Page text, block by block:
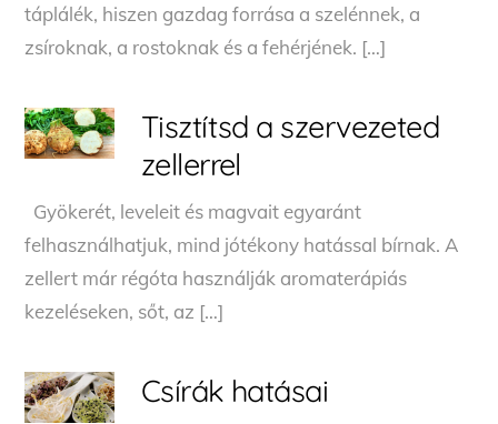
táplálék, hiszen gazdag forrása a szelénnek, a
zsíroknak, a rostoknak és a fehérjének. […]
Tisztítsd a szervezeted
zellerrel
Gyökerét, leveleit és magvait egyaránt
felhasználhatjuk, mind jótékony hatással bírnak. A
zellert már régóta használják aromaterápiás
kezeléseken, sőt, az […]
Csírák hatásai